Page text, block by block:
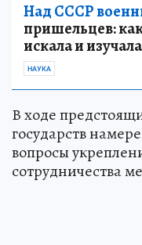
Над СССР
пришельцев:
искала и
НАУКА
В ходе
государств
вопросы
сотрудничества